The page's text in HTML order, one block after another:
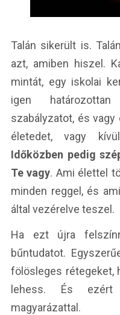
Talán sikerült is.
azt, amiben hiszel.
mintát, egy iskolai
igen
szabályzatot, és
életedet, vagy
Időközben pedig
Te vagy. Ami élettel
minden reggel, és
által vezérelve teszel.
Ha ezt újra
bűntudatot.
fölösleges rétegeket,
lehess. És ezért
magyarázattal.